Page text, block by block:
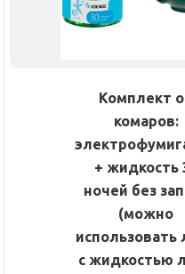
Комплект
комаров:
+ жидкость
ночей без
(можно
использовать
с жидкостью